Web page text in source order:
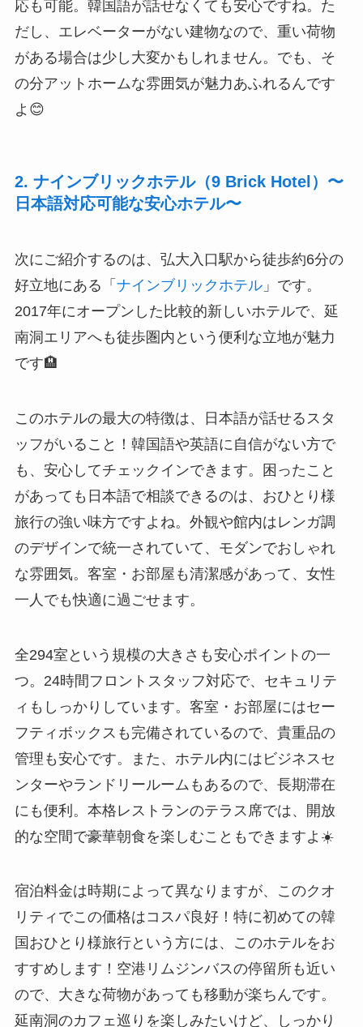
応も可能。韓国語が話せなくても安心ですね。た
だし、エレベーターがない建物なので、重い荷物
がある場合は少し大変かもしれません。でも、そ
の分アットホームな雰囲気が魅力あふれるんです
よ😊
2. ナインブリックホテル（9 Brick Hotel）〜
日本語対応可能な安心ホテル〜
次にご紹介するのは、弘大入口駅から徒歩約6分の
好立地にある「 ナインブリックホテル」です。
2017年にオープンした比較的新しいホテルで、延
南洞エリアへも徒歩圏内という便利な立地が魅力
です🏨
このホテルの最大の特徴は、日本語が話せるスタ
ッフがいること！韓国語や英語に自信がない方で
も、安心してチェックインできます。困ったこと
があっても日本語で相談できるのは、おひとり様
旅行の強い味方ですよね。外観や館内はレンガ調
のデザインで統一されていて、モダンでおしゃれ
な雰囲気。客室・お部屋も清潔感があって、女性
一人でも快適に過ごせます。
全294室という規模の大きさも安心ポイントの一
つ。24時間フロントスタッフ対応で、セキュリテ
ィもしっかりしています。客室・お部屋にはセー
フティボックスも完備されているので、貴重品の
管理も安心です。また、ホテル内にはビジネスセ
ンターやランドリールームもあるので、長期滞在
にも便利。本格レストランのテラス席では、開放
的な空間で豪華朝食を楽しむこともできますよ☀️
宿泊料金は時期によって異なりますが、このクオ
リティでこの価格はコスパ良好！特に初めての韓
国おひとり様旅行という方には、このホテルをお
すすめします！空港リムジンバスの停留所も近い
ので、大きな荷物があっても移動が楽ちんです。
延南洞のカフェ巡りを楽しみたいけど、しっかり